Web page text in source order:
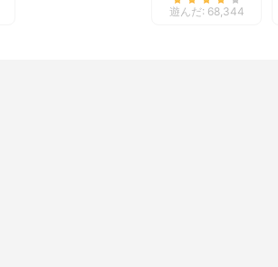
遊んだ: 68,344